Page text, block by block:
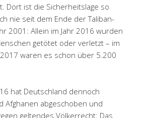
Dort ist die Sicherheitslage so
nie seit dem Ende der Taliban-
2001: Allein im Jahr 2016 wurden
getötet oder verletzt – im
waren es schon über 5.200
hat Deutschland dennoch
Afghanen abgeschoben und
geltendes Völkerrecht: Das